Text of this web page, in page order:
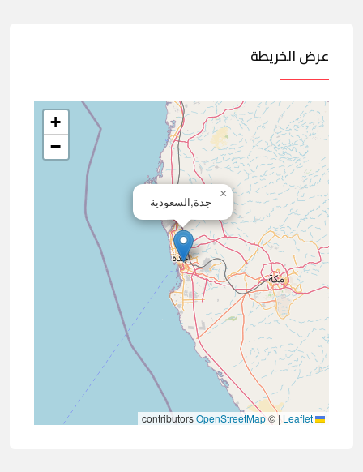
عرض الخريطة
جدة,السعودية
×
+
−
|
©
OpenStreetMap